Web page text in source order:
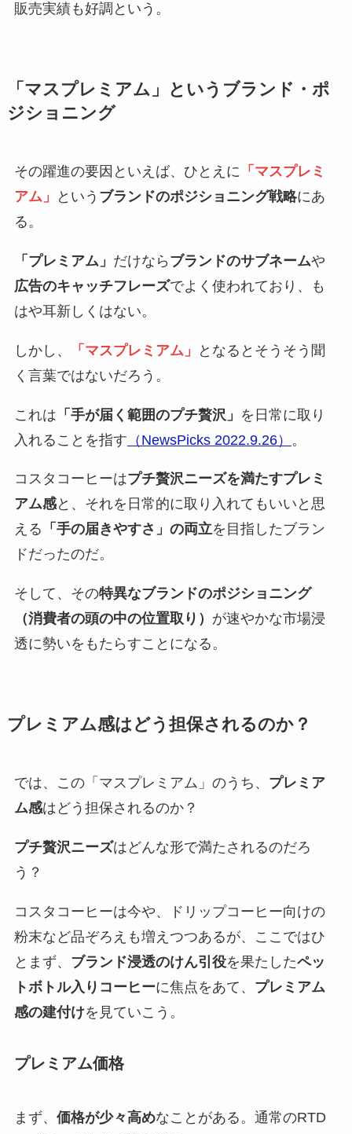
販売実績も好調という。
「マスプレミアム」というブランド・ポ
ジショニング
その躍進の要因といえば、ひとえに 「マスプレミ
アム」
という ブランドのポジショニング戦略にあ
る。
「プレミアム」 だけなら ブランドのサブネームや
広告のキャッチフレーズでよく使われており、も
はや耳新しくはない。
しかし、 「マスプレミアム」
となるとそうそう聞
く言葉ではないだろう。
これは 「手が届く範囲のプチ贅沢」 を日常に取り
入れることを指す （NewsPicks 2022.9.26） 。
コスタコーヒーはプチ贅沢ニーズを満たすプレミ
アム感と、それを日常的に取り入れてもいいと思
える 「手の届きやすさ」の両立を目指したブラン
ドだったのだ。
そして、その特異なブランドのポジショニング
（消費者の頭の中の位置取り） が速やかな市場浸
透に勢いをもたらすことになる。
プレミアム感はどう担保されるのか？
では、この「マスプレミアム」のうち、 プレミア
ム感はどう担保されるのか？
プチ贅沢ニーズはどんな形で満たされるのだろ
う？
コスタコーヒーは今や、ドリップコーヒー向けの
粉末など品ぞろえも増えつつあるが、ここではひ
とまず、 ブランド浸透のけん引役を果たしたペッ
トボトル入りコーヒーに焦点をあて、 プレミアム
感の建付けを見ていこう。
プレミアム価格
まず、 価格が少々高めなことがある。通常のRTD